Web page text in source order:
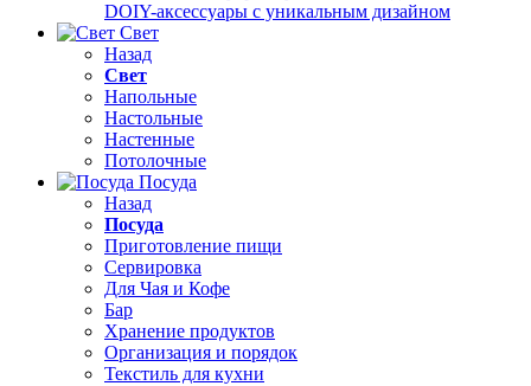
DOIY-аксессуары с уникальным дизайном
Свет
Назад
Свет
Напольные
Настольные
Настенные
Потолочные
Посуда
Назад
Посуда
Приготовление пищи
Сервировка
Для Чая и Кофе
Бар
Хранение продуктов
Организация и порядок
Текстиль для кухни